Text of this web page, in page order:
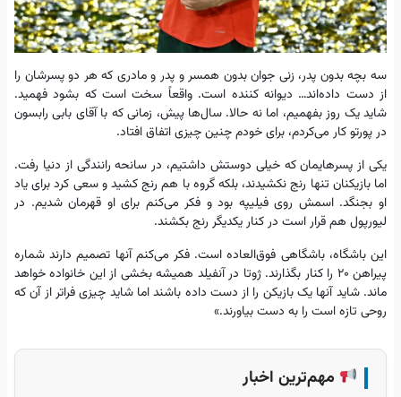
سه بچه بدون پدر، زنی جوان بدون همسر و پدر و مادری که هر دو پسرشان را
از دست داده‌اند… دیوانه‌ کننده است. واقعاً سخت است که بشود فهمید.
شاید یک روز بفهمیم، اما نه حالا. سال‌ها پیش، زمانی که با آقای بابی رابسون
در پورتو کار می‌کردم، برای خودم چنین چیزی اتفاق افتاد.
یکی از پسرهایمان که خیلی دوستش داشتیم، در سانحه رانندگی از دنیا رفت.
اما بازیکنان تنها رنج نکشیدند، بلکه گروه با هم رنج کشید و سعی کرد برای یاد
او بجنگد. اسمش روی فیلیپه بود و فکر می‌کنم برای او قهرمان شدیم. در
لیورپول هم قرار است در کنار یکدیگر رنج بکشند.
این باشگاه، باشگاهی فوق‌العاده است. فکر می‌کنم آنها تصمیم دارند شماره
پیراهن ۲۰ را کنار بگذارند. ژوتا در آنفیلد همیشه بخشی از این خانواده خواهد
ماند. شاید آنها یک بازیکن را از دست داده باشند اما شاید چیزی فراتر از آن که
روحی تازه است را به‌ دست بیاورند.»
مهم‌ترین اخبار